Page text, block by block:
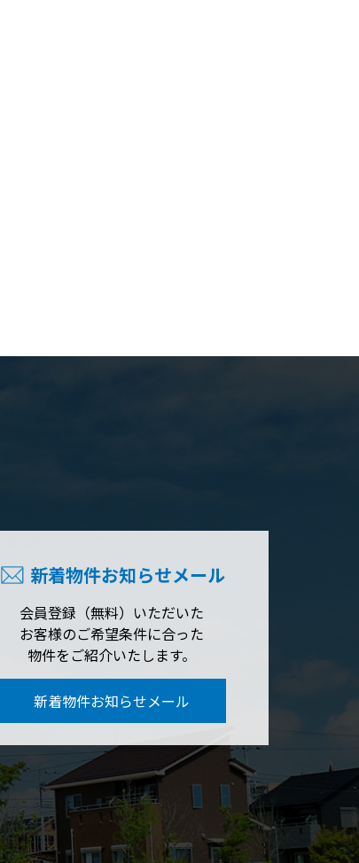
新着物件お知らせメール
会員登録（無料）いただいた
お客様のご希望条件に合った
物件をご紹介いたします。
新着物件お知らせメール